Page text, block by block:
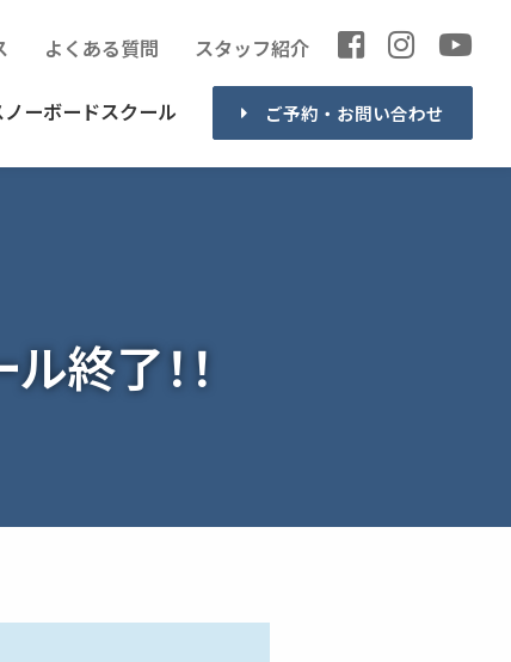
ノーボードスクール ご予約・お問い合わせ
よくある質問 スタッフ紹介
終了！！